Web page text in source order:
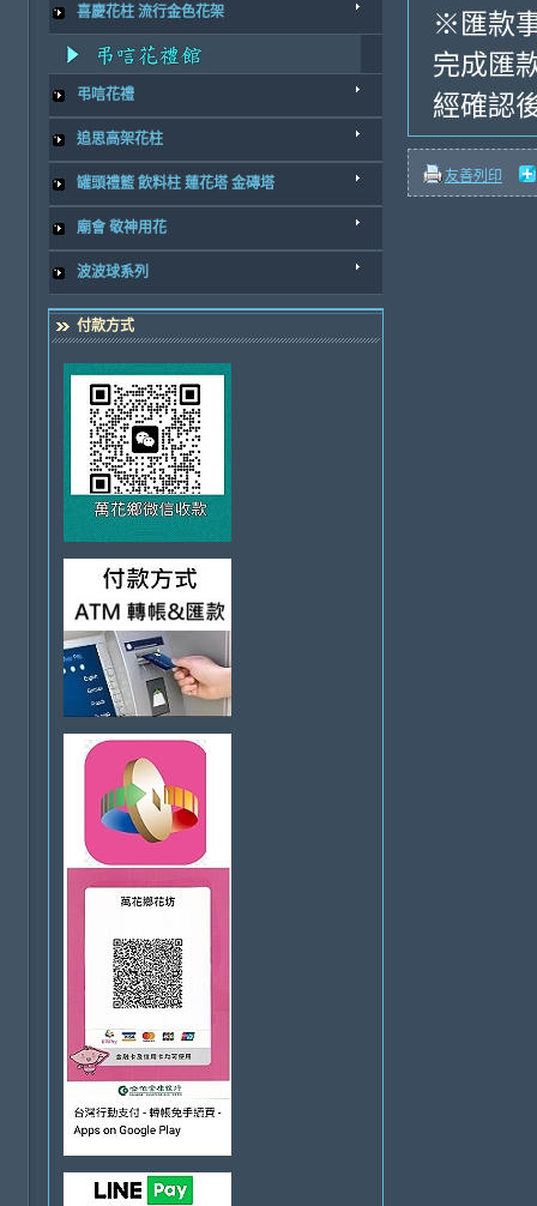
喜慶花柱 流行金色花架
弔唁花禮
追思高架花柱
罐頭禮籃 飲料柱 蓮花塔 金磚塔
廟會 敬神用花
波波球系列
付款方式
※匯款
完成匯
經確認
友善列印